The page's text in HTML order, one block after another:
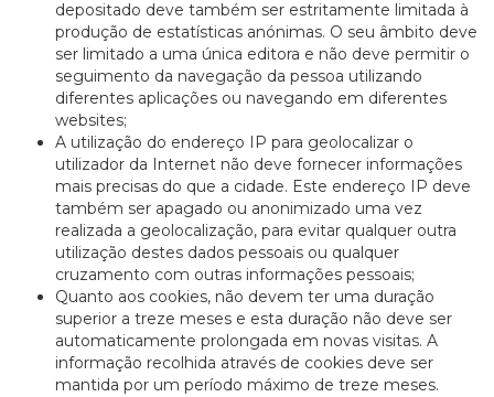
depositado deve também ser estritamente limitada à
produção de estatísticas anónimas. O seu âmbito deve
ser limitado a uma única editora e não deve permitir o
seguimento da navegação da pessoa utilizando
diferentes aplicações ou navegando em diferentes
websites;
A utilização do endereço IP para geolocalizar o
utilizador da Internet não deve fornecer informações
mais precisas do que a cidade. Este endereço IP deve
também ser apagado ou anonimizado uma vez
realizada a geolocalização, para evitar qualquer outra
utilização destes dados pessoais ou qualquer
cruzamento com outras informações pessoais;
Quanto aos cookies, não devem ter uma duração
superior a treze meses e esta duração não deve ser
automaticamente prolongada em novas visitas. A
informação recolhida através de cookies deve ser
mantida por um período máximo de treze meses.